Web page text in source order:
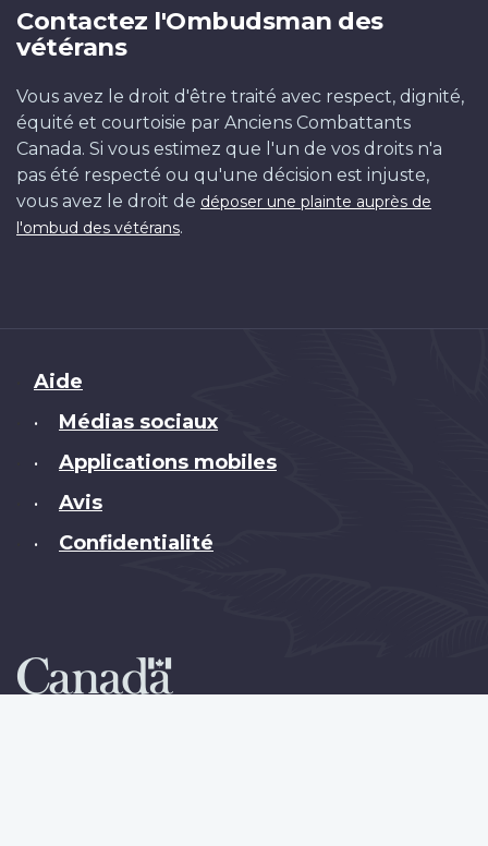
Contactez l'Ombudsman des
vétérans
Vous avez le droit d'être traité avec respect, dignité,
équité et courtoisie par Anciens Combattants
Canada. Si vous estimez que l'un de vos droits n'a
pas été respecté ou qu'une décision est injuste,
vous avez le droit de déposer une plainte auprès de
l'ombud des vétérans.
Brand
Aide
• Médias sociaux
• Applications mobiles
• Avis
• Confidentialité